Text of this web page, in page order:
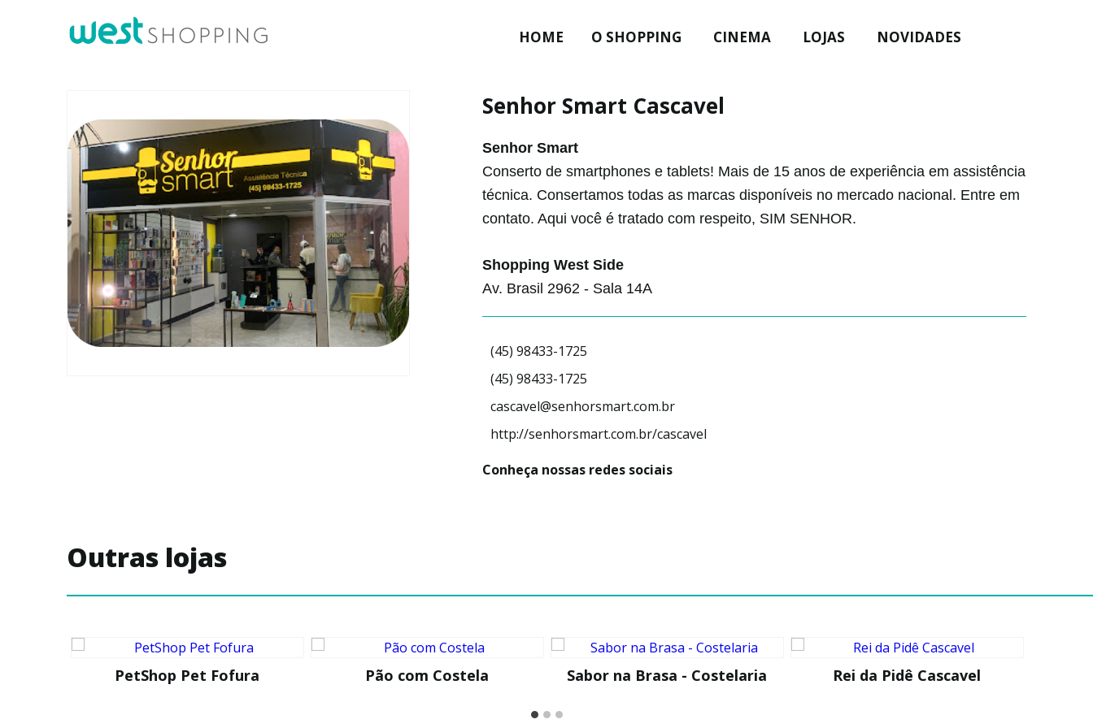
HOME O SHOPPING CINEMA LOJAS NOVIDADES
Senhor Smart Cascavel
Senhor Smart
Conserto de smartphones e tablets! Mais de 15 anos de experiência em assistência
técnica. Consertamos todas as marcas disponíveis no mercado nacional. Entre em
contato. Aqui você é tratado com respeito, SIM SENHOR.
Shopping West Side
Av. Brasil 2962 - Sala 14A
(45) 98433-1725
(45) 98433-1725
cascavel@senhorsmart.com.br
http://senhorsmart.com.br/cascavel
Conheça nossas redes sociais
Outras lojas
PetShop Pet Fofura Pão com Costela Sabor na Brasa - Costelaria Rei da Pidê Cascavel